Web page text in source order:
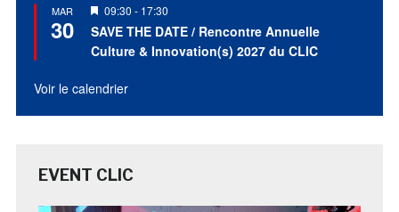
MAR
30
Mis
en
avant
09:30 - 17:30
SAVE THE DATE / Rencontre Annuelle
Culture & Innovation(s) 2027 du CLIC
Voir le calendrier
EVENT CLIC